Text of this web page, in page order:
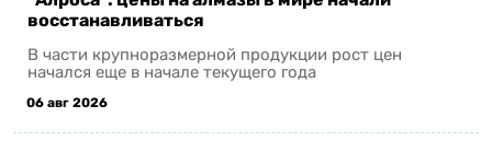
восстанавливаться
В части крупноразмерной продукции рост цен
начался еще в начале текущего года
06 авг 2026